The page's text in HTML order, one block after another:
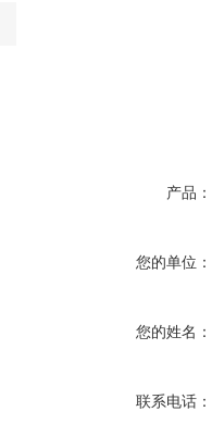
产品：
您的单位：
您的姓名：
联系电话：